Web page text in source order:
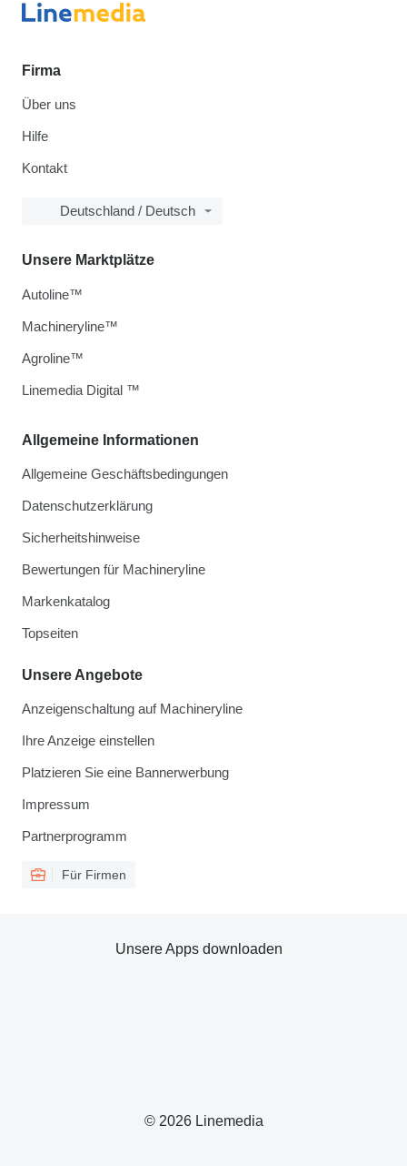
Firma
Über uns
Hilfe
Kontakt
Deutschland / Deutsch
Allgemeine Informationen
Allgemeine Geschäftsbedingungen
Datenschutzerklärung
Sicherheitshinweise
Bewertungen für Machineryline
Markenkatalog
Topseiten
Unsere Angebote
Anzeigenschaltung auf Machineryline
Ihre Anzeige einstellen
Platzieren Sie eine Bannerwerbung
Impressum
Partnerprogramm
Für Firmen
Unsere Marktplätze
Autoline™
Machineryline™
Agroline™
Linemedia Digital ™
© 2026 Linemedia
Unsere Apps downloaden